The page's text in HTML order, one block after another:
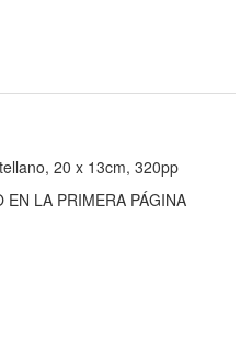
20 x 13cm, 320pp
LA PRIMERA PÁGINA